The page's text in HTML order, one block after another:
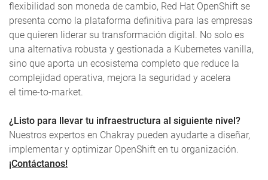
flexibilidad son moneda de cambio, Red Hat OpenShift se
presenta como la plataforma definitiva para las empresas
que quieren liderar su transformación digital. No solo es
una alternativa robusta y gestionada a Kubernetes vanilla,
sino que aporta un ecosistema completo que reduce la
complejidad operativa, mejora la seguridad y acelera
el time-to-market.
¿Listo para llevar tu infraestructura al siguiente nivel?
Nuestros expertos en Chakray pueden ayudarte a diseñar,
implementar y optimizar OpenShift en tu organización.
¡Contáctanos!